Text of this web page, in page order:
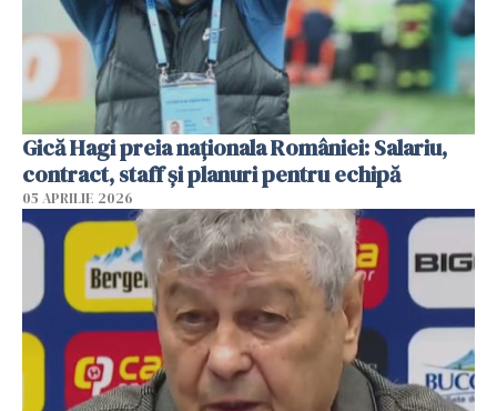
Gică Hagi preia naționala României: Salariu,
contract, staff și planuri pentru echipă
05 APRILIE 2026